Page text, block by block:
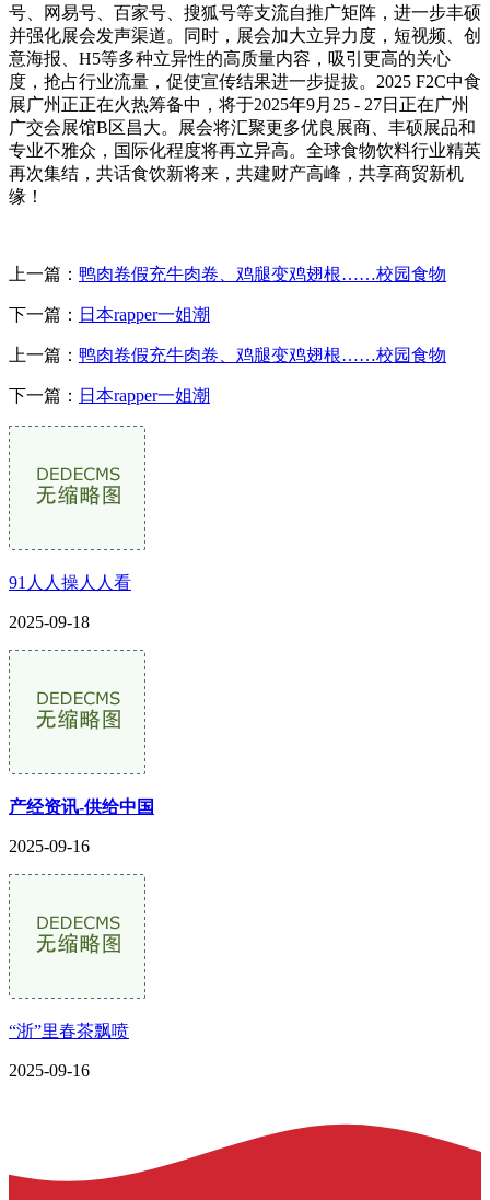
号、网易号、百家号、搜狐号等支流自推广矩阵，进一步丰硕
并强化展会发声渠道。同时，展会加大立异力度，短视频、创
意海报、H5等多种立异性的高质量内容，吸引更高的关心
度，抢占行业流量，促使宣传结果进一步提拔。2025 F2C中食
展广州正正在火热筹备中，将于2025年9月25 - 27日正在广州
广交会展馆B区昌大。展会将汇聚更多优良展商、丰硕展品和
专业不雅众，国际化程度将再立异高。全球食物饮料行业精英
再次集结，共话食饮新将来，共建财产高峰，共享商贸新机
缘！
上一篇： 鸭肉卷假充牛肉卷、鸡腿变鸡翅根……校园食物
下一篇： 日本rapper一姐潮
上一篇： 鸭肉卷假充牛肉卷、鸡腿变鸡翅根……校园食物
下一篇： 日本rapper一姐潮
91人人操人人看
2025-09-18
产经资讯-供给中国
2025-09-16
“浙”里春茶飘喷
2025-09-16